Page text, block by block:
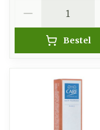
Bestel